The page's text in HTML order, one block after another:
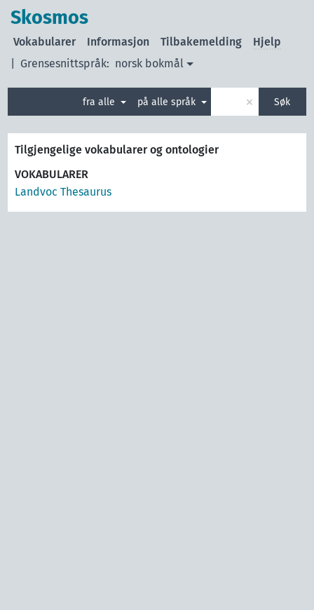
Skosmos
Grensesnittspråk: norsk bokmål
Vokabularer Informasjon Tilbakemelding Hjelp
fra alle på alle språk × Søk
Tilgjengelige vokabularer og ontologier
VOKABULARER
Landvoc Thesaurus